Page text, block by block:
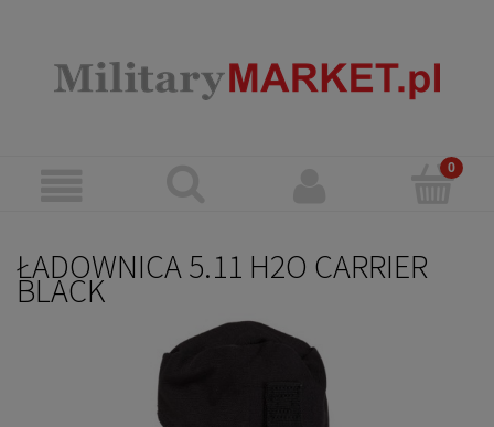
ŁADOWNICA 5.11 H2O CARRIER
BLACK